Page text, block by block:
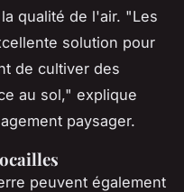
qualité de l'air. "Les
solution pour
de cultiver des
au sol," explique
paysager.
peuvent également